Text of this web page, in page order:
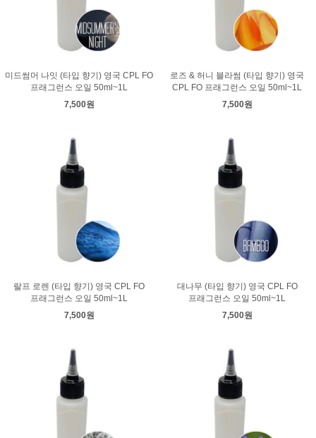
미드썸머 나잇 (타입 향기) 영국 CPL FO
프래그런스 오일 50ml~1L
7,500원
로즈 & 허니 블라썸 (타입 향기) 영국
CPL FO 프래그런스 오일 50ml~1L
7,500원
랄프 로렌 (타입 향기) 영국 CPL FO
프래그런스 오일 50ml~1L
7,500원
대나무 (타입 향기) 영국 CPL FO
프래그런스 오일 50ml~1L
7,500원